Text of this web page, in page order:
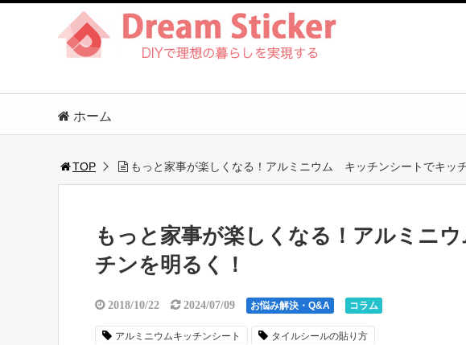
ホーム
TOP もっと家事が楽しくなる！アルミニウム キッチンシートでキッ
もっと家事が楽しくなる！アルミニ
チンを明るく！
2018/10/22 2024/07/09 お悩み解決・Q&A コラム
アルミニウムキッチンシート タイルシールの貼り方